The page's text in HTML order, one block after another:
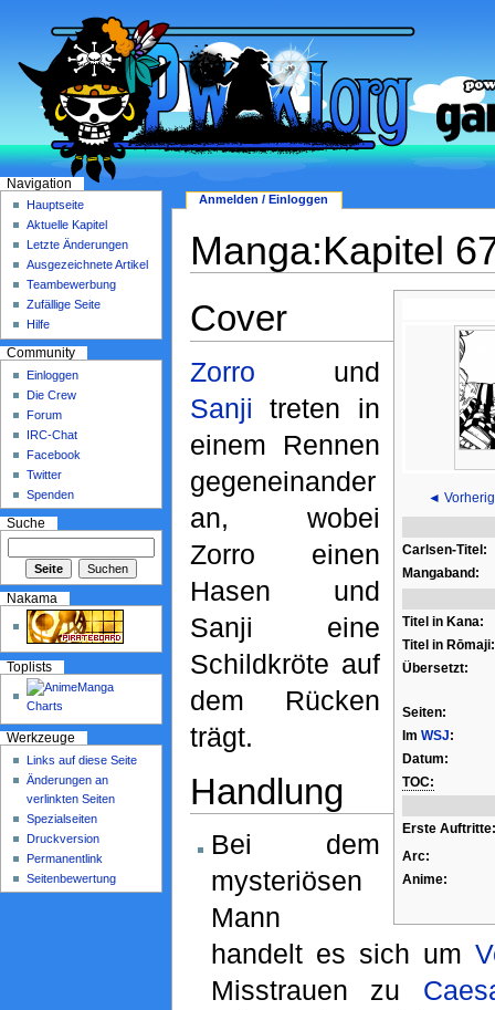
Manga:Kapitel
◄
Carlsen-Titel:
Mangaband:
Titel in Kana:
Titel in Rōmaji:
Übersetzt:
Seiten:
Im WSJ:
Datum:
TOC:
Erste Auftritte:
Arc:
Anime:
Cover
Zorro und
Sanji treten in
einem Rennen
gegeneinander
an, wobei
Zorro einen
Hasen und
Sanji eine
Schildkröte auf
dem Rücken
trägt.
Handlung
Bei dem
mysteriösen
Mann
handelt es sich um
Misstrauen zu
Anmelden / Einloggen
Navigation
Hauptseite
Aktuelle Kapitel
Letzte Änderungen
Ausgezeichnete Artikel
Teambewerbung
Zufällige Seite
Hilfe
Community
Einloggen
Die Crew
Forum
IRC-Chat
Facebook
Twitter
Spenden
Suche
Nakama
Toplists
Werkzeuge
Links auf diese Seite
Änderungen an
verlinkten Seiten
Spezialseiten
Druckversion
Permanentlink
Seitenbewertung